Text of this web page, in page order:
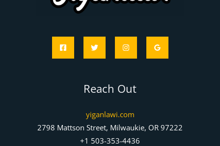
Reach Out
yiganlawi.com
2798 Mattson Street, Milwaukie, OR 97222
+1 503-353-4436